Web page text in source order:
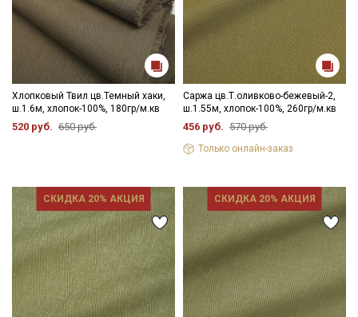
Хлопковый Твил цв.Темный хаки,
ш.1.6м, хлопок-100%, 180гр/м.кв
520 руб. 650 руб.
Саржа цв.Т.оливково-бежевый-2,
ш.1.55м, хлопок-100%, 260гр/м.кв
456 руб. 570 руб.
Только онлайн-заказ
СКИДКА 20% АКЦИЯ СКИДКА 20% АКЦИЯ